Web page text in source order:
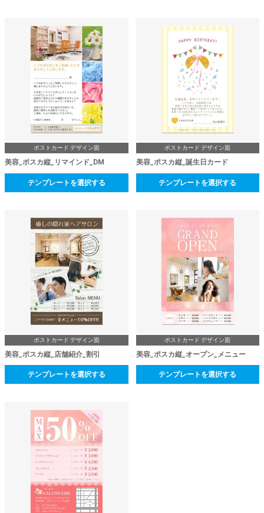
ポストカード デザイン面
美容_ポスカ縦_リマインド_DM
テンプレートを選択する
ポストカード デザイン面
美容_ポスカ縦_誕生日カード
テンプレートを選択する
ポストカード デザイン面
美容_ポスカ縦_店舗紹介_割引
テンプレートを選択する
ポストカード デザイン面
美容_ポスカ縦_オープン_メニュー
テンプレートを選択する